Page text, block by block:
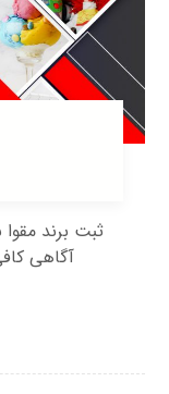
ثبت برند مقوا
آگاهی